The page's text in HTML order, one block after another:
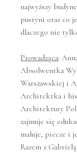
najwyższy
pustyni oraz co
dlaczego nie
Prowadząca:
Absolwentka
Warszawskiej i
Architektka i
Architektury
zajmuje się
maluje, piecze i
Razem z